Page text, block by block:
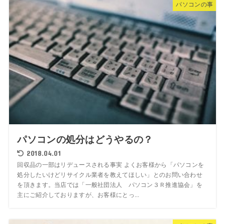
パソコンの事
パソコンの処分はどうやるの？
2018.04.01
回収品の一部はリデュースされる事実 よくお客様から「パソコンを
処分したいけどリサイクル業者を教えてほしい」とのお問い合わせ
を頂きます。当店では「一般社団法人 パソコン３Ｒ推進協会」を
主にご紹介しておりますが、お客様にとっ...